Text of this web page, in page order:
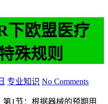
下欧盟医疗
殊规则
专业知识 No Comments
1节：根据器械的预期用